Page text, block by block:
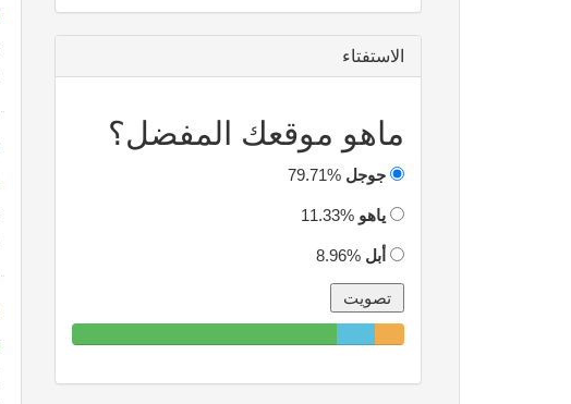
الاستفتاء
ماهو موقعك المفضل؟
جوجل 79.71%
ياهو 11.33%
أبل 8.96%